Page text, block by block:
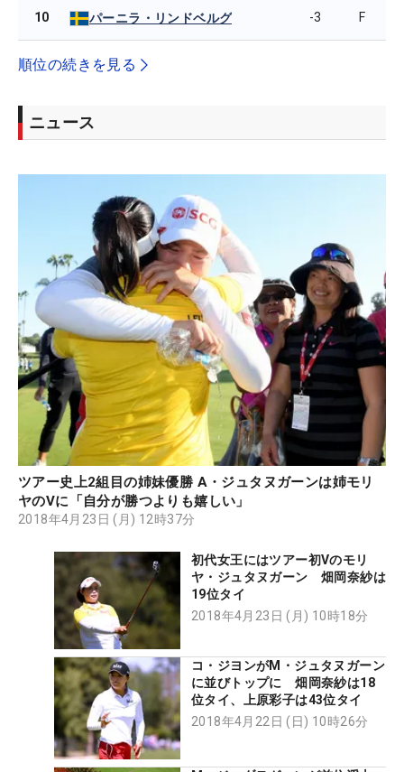
10 パーニラ・リンドベルグ -3 F
順位の続きを見る
ニュース
ツアー史上2組目の姉妹優勝 A・ジュタヌガーンは姉モリ
ヤのVに「自分が勝つよりも嬉しい」
2018年4月23日 (月) 12時37分
初代女王にはツアー初Vのモリ
ヤ・ジュタヌガーン 畑岡奈紗は
19位タイ
2018年4月23日 (月) 10時18分
コ・ジヨンがM・ジュタヌガーン
に並びトップに 畑岡奈紗は18
位タイ、上原彩子は43位タイ
2018年4月22日 (日) 10時26分